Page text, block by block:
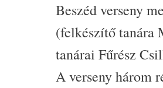
Beszéd verseny
(felkészítő tanára
tanárai Fűrész
A verseny három